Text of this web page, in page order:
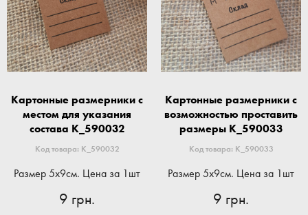
Картонные размерники с
местом для указания
состава K_590032
Код товара: K_590032
Размер 5x9см. Цена за 1шт
9 грн.
Картонные размерники с
возможностью проставить
размеры K_590033
Код товара: K_590033
Размер 5x9см. Цена за 1шт
9 грн.